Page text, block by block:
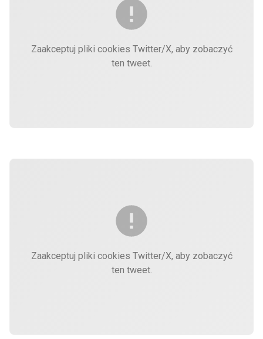
Zaakceptuj pliki cookies Twitter/X, aby zobaczyć
ten tweet.
Zaakceptuj pliki cookies Twitter/X, aby zobaczyć
ten tweet.